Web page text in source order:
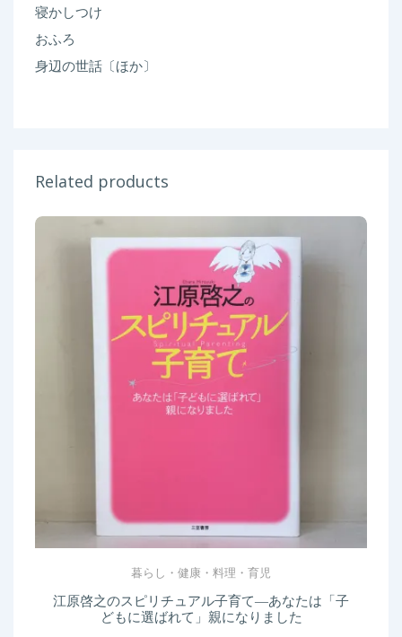
寝かしつけ
おふろ
身辺の世話〔ほか〕
Related products
暮らし・健康・料理・育児
江原啓之のスピリチュアル子育て―あなたは「子
どもに選ばれて」親になりました